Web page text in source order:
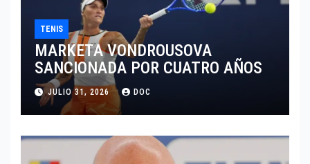
TENIS
MARKETA VONDROUSOVA
SANCIONADA POR CUATRO AÑOS
JULIO 31, 2026 DOC